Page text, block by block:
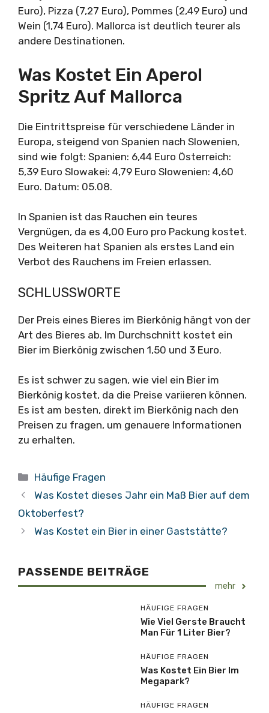
Euro), Pizza (7,27 Euro), Pommes (2,49 Euro) und
Wein (1,74 Euro). Mallorca ist deutlich teurer als
andere Destinationen.
Was Kostet Ein Aperol
Spritz Auf Mallorca
Die Eintrittspreise für verschiedene Länder in
Europa, steigend von Spanien nach Slowenien,
sind wie folgt: Spanien: 6,44 Euro Österreich:
5,39 Euro Slowakei: 4,79 Euro Slowenien: 4,60
Euro. Datum: 05.08.
In Spanien ist das Rauchen ein teures
Vergnügen, da es 4,00 Euro pro Packung kostet.
Des Weiteren hat Spanien als erstes Land ein
Verbot des Rauchens im Freien erlassen.
SCHLUSSWORTE
Der Preis eines Bieres im Bierkönig hängt von der
Art des Bieres ab. Im Durchschnitt kostet ein
Bier im Bierkönig zwischen 1,50 und 3 Euro.
Es ist schwer zu sagen, wie viel ein Bier im
Bierkönig kostet, da die Preise variieren können.
Es ist am besten, direkt im Bierkönig nach den
Preisen zu fragen, um genauere Informationen
zu erhalten.
Kategorien
Häufige Fragen
Was Kostet dieses Jahr ein Maß Bier auf dem
Oktoberfest?
Was Kostet ein Bier in einer Gaststätte?
PASSENDE BEITRÄGE
mehr
HÄUFIGE FRAGEN
Wie Viel Gerste Braucht
Man Für 1 Liter Bier?
HÄUFIGE FRAGEN
Was Kostet Ein Bier Im
Megapark?
HÄUFIGE FRAGEN